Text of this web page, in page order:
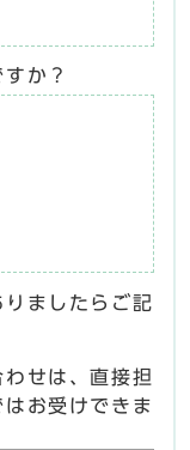
か？
ましたらご記
わせは、直接担
お受けできま